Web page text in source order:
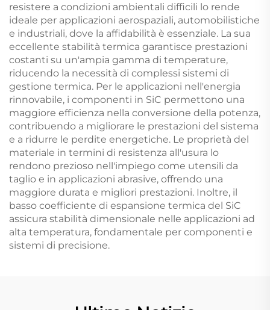
resistere a condizioni ambientali difficili lo rende
ideale per applicazioni aerospaziali, automobilistiche
e industriali, dove la affidabilità è essenziale. La sua
eccellente stabilità termica garantisce prestazioni
costanti su un'ampia gamma di temperature,
riducendo la necessità di complessi sistemi di
gestione termica. Per le applicazioni nell'energia
rinnovabile, i componenti in SiC permettono una
maggiore efficienza nella conversione della potenza,
contribuendo a migliorare le prestazioni del sistema
e a ridurre le perdite energetiche. Le proprietà del
materiale in termini di resistenza all'usura lo
rendono prezioso nell'impiego come utensili da
taglio e in applicazioni abrasive, offrendo una
maggiore durata e migliori prestazioni. Inoltre, il
basso coefficiente di espansione termica del SiC
assicura stabilità dimensionale nelle applicazioni ad
alta temperatura, fondamentale per componenti e
sistemi di precisione.